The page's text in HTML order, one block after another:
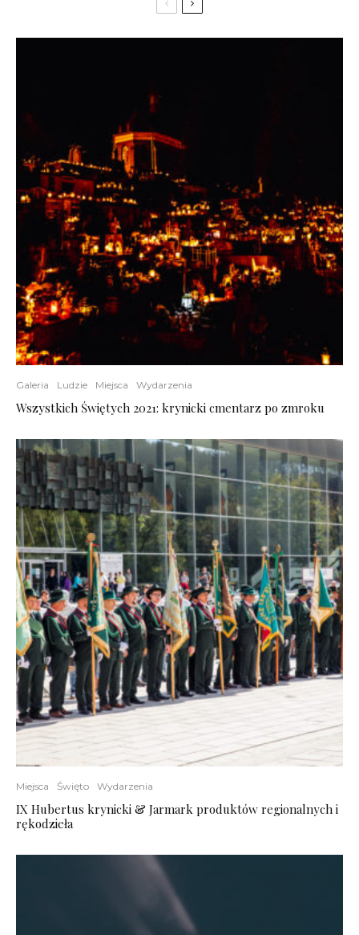
Galeria Ludzie Miejsca Wydarzenia
Wszystkich Świętych 2021: krynicki cmentarz po zmroku
Miejsca Święto Wydarzenia
IX Hubertus krynicki & Jarmark produktów regionalnych i
rękodzieła